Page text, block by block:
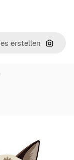
Nach